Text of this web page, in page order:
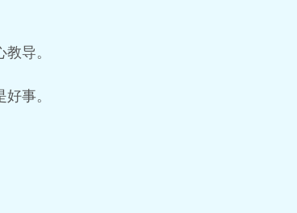
导。
事。